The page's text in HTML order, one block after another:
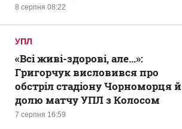
8 серпня 08:22
УПЛ
7 серпня 16:59
«Всі живі-здорові, але...»:
Григорчук висловився про
обстріл стадіону Чорноморця й
долю матчу УПЛ з Колосом